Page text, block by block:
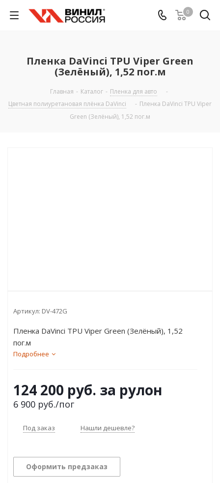
0
Пленка DaVinci TPU Viper Green
(Зелёный), 1,52 пог.м
Главная - Каталог - Пленка для авто
-
Цветная полиуретановая плёнка DaVinci
- Пленка DaVinci TPU Viper
Green (Зелёный), 1,52 пог.м
Артикул: DV-472G
Пленка DaVinci TPU Viper Green (Зелёный), 1,52
пог.м
Подробнее
124 200 руб. за рулон
6 900 руб./пог
Под заказ Нашли дешевле?
Оформить предзаказ